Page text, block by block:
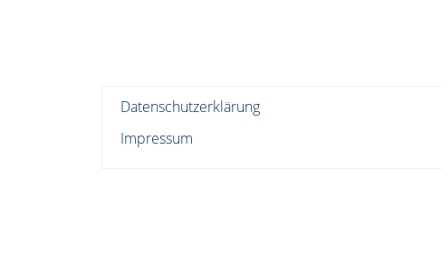
Datenschutzerklärung
Impressum